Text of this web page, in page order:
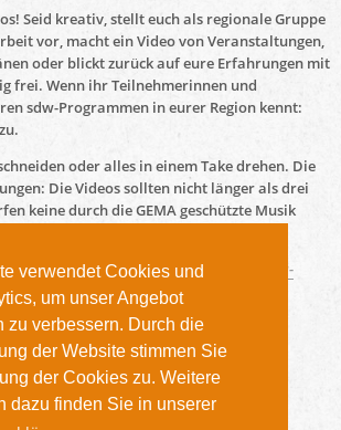
verwendet Cookies und
um unser Angebot
zu verbessern. Durch die
der Website stimmen Sie
der Cookies zu. Weitere
dazu finden Sie in unserer
Seid kreativ, stellt euch als regionale Gruppe
vor, macht ein Video von Veranstaltungen,
oder blickt zurück auf eure Erfahrungen mit
frei. Wenn ihr Teilnehmerinnen und
sdw-Programmen in eurer Region kennt:
oder alles in einem Take drehen. Die
Die Videos sollten nicht länger als drei
keine durch die GEMA geschützte Musik
Teil unserer Social Wall auf
www.wir-
in einem Zusammenschnitt auf
veröffentlicht.
Beiträge!